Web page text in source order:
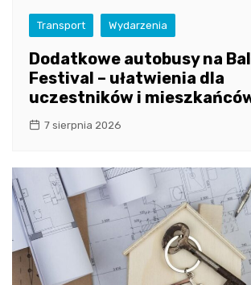
Transport Wydarzenia
Dodatkowe autobusy na
Festival – ułatwienia dla
uczestników i
7 sierpnia 2026